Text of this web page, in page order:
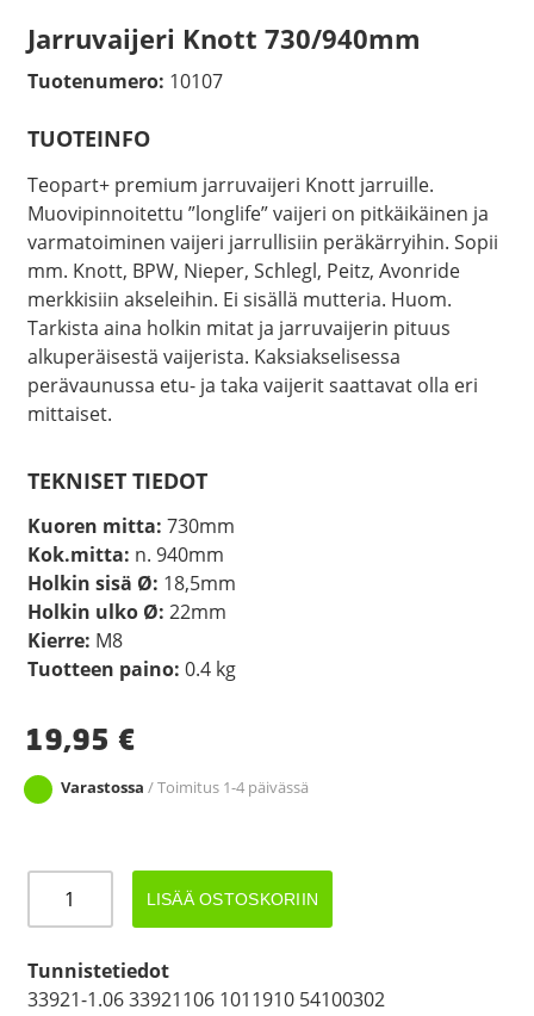
Jarruvaijeri Knott 730/940mm
Tuotenumero: 10107
TUOTEINFO
Teopart+ premium jarruvaijeri Knott jarruille.
Muovipinnoitettu ”longlife” vaijeri on pitkäikäinen ja
varmatoiminen vaijeri jarrullisiin peräkärryihin. Sopii
mm. Knott, BPW, Nieper, Schlegl, Peitz, Avonride
merkkisiin akseleihin. Ei sisällä mutteria. Huom.
Tarkista aina holkin mitat ja jarruvaijerin pituus
alkuperäisestä vaijerista. Kaksiakselisessa
perävaunussa etu- ja taka vaijerit saattavat olla eri
mittaiset.
TEKNISET TIEDOT
Kuoren mitta: 730mm
Kok.mitta: n. 940mm
Holkin sisä Ø: 18,5mm
Holkin ulko Ø: 22mm
Kierre: M8
Tuotteen paino: 0.4 kg
19,95 €
Varastossa / Toimitus 1-4 päivässä
Knott
määrä
LISÄÄ OSTOSKORIIN
Tunnistetiedot
33921-1.06 33921106 1011910 54100302